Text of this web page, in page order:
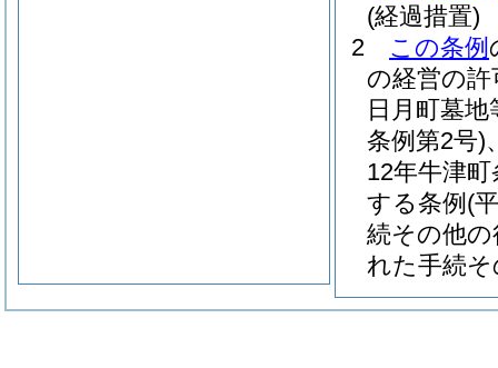
(経過措置)
2
この条例
の経営の
日月町墓
条例第2号)
12年牛津
する条例 (
続その他
れた手続